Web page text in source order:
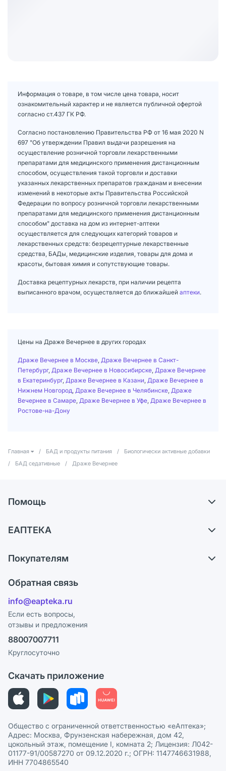
Информация о товаре, в том числе цена товара, носит
ознакомительный характер и не является публичной офертой
согласно ст.437 ГК РФ.
Согласно постановлению Правительства РФ от 16 мая 2020 N
697 "Об утверждении Правил выдачи разрешения на
осуществление розничной торговли лекарственными
препаратами для медицинского применения дистанционным
способом, осуществления такой торговли и доставки
указанных лекарственных препаратов гражданам и внесении
изменений в некоторые акты Правительства Российской
Федерации по вопросу розничной торговли лекарственными
препаратами для медицинского применения дистанционным
способом" доставка на дом из интернет-аптеки
осуществляется для следующих категорий товаров и
лекарственных средств: безрецептурные лекарственные
средства, БАДы, медицинские изделия, товары для дома и
красоты, бытовая химия и сопутствующие товары.
Доставка рецептурных лекарств, при наличии рецепта
выписанного врачом, осуществляется до ближайшей аптеки.
Цены на Драже Вечернее в других городах
Драже Вечернее в Москве Драже Вечернее в Санкт-
Петербург, Драже Вечернее в Новосибирске Драже Вечернее
в Екатеринбург, Драже Вечернее в Казани Драже Вечернее в
Нижнем Новгород Драже Вечернее в Челябинске Драже
Вечернее в Самаре Драже Вечернее в Уфе Драже Вечернее в
Ростове-на-Дону
Главная / БАД и продукты питания /
Биологически активные добавки
/
БАД седативные / Драже Вечернее
Помощь
Самовывоз из аптек
Ответы на вопросы
Блог
ЕАПТЕКА
Карьера
Поставщики
Лицензия
Реклама на сайте
Ваши товары на ЕАПТЕКЕ
Покупателям
Программа СберСпасибо
Политика конфиденциальности
Пользовательское соглашение
Политика рекомендаций
Этика и соответствие
Политика в отношении обработки персональных данных
Обратная связь
info@eapteka.ru
Если есть вопросы,
отзывы и предложения
88007007711
Круглосуточно
Скачать приложение
Общество с ограниченной ответственностью «еАптека»;
Адрес: Москва, Фрунзенская набережная, дом 42,
цокольный этаж, помещение I, комната 2; Лицензия: Л042-
01177-91/00587270 от 09.12.2020 г.; ОГРН: 1147746631988,
ИНН 7704865540